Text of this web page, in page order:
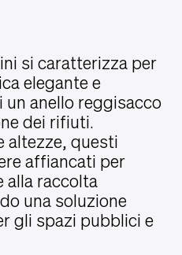
si caratterizza per
elegante e
anello reggisacco
dei rifiuti.
altezze, questi
affiancati per
alla raccolta
una soluzione
gli spazi pubblici e